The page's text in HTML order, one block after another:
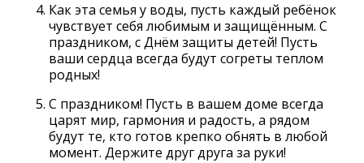
Как эта семья у воды, пусть каждый ребёнок
чувствует себя любимым и защищённым. С
праздником, с Днём защиты детей! Пусть
ваши сердца всегда будут согреты теплом
родных!
С праздником! Пусть в вашем доме всегда
царят мир, гармония и радость, а рядом
будут те, кто готов крепко обнять в любой
момент. Держите друг друга за руки!